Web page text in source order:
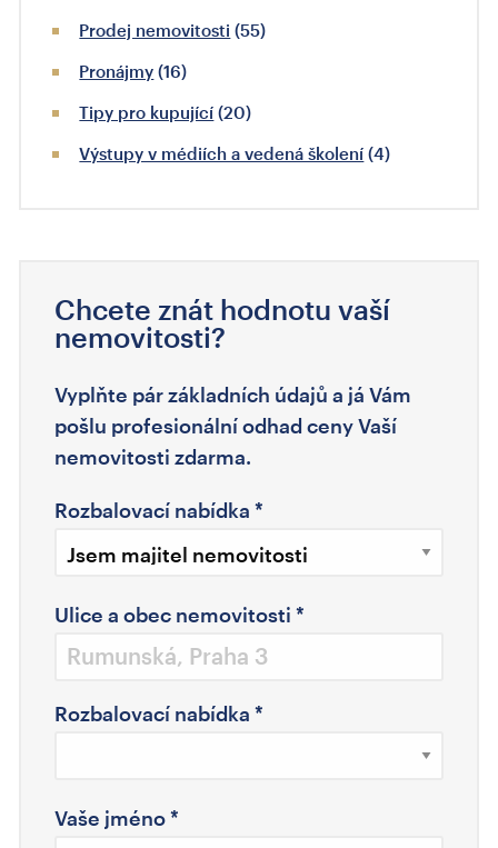
Prodej nemovitosti (55)
Pronájmy (16)
Tipy pro kupující (20)
Výstupy v médiích a vedená školení (4)
Chcete znát hodnotu vaší
nemovitosti?
Vyplňte pár základních údajů a já Vám
pošlu profesionální odhad ceny Vaší
nemovitosti zdarma.
Rozbalovací nabídka *
Ulice a obec nemovitosti *
Rozbalovací nabídka *
Vaše jméno*